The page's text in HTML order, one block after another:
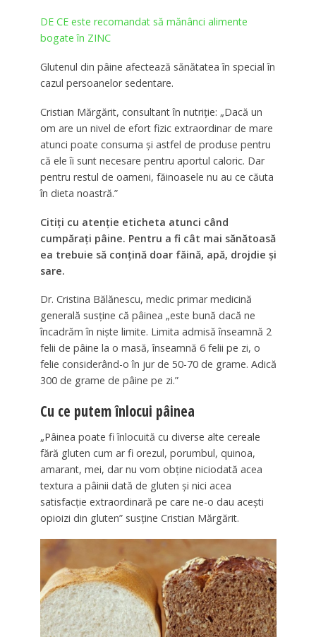
DE CE este recomandat să mănânci alimente
bogate în ZINC
Glutenul din pâine afectează sănătatea în special în
cazul persoanelor sedentare.
Cristian Mărgărit, consultant în nutriţie: „Dacă un
om are un nivel de efort fizic extraordinar de mare
atunci poate consuma şi astfel de produse pentru
că ele îi sunt necesare pentru aportul caloric. Dar
pentru restul de oameni, făinoasele nu au ce căuta
în dieta noastră.”
Citiţi cu atenţie eticheta atunci când
cumpăraţi pâine. Pentru a fi cât mai sănătoasă
ea trebuie să conţină doar făină, apă, drojdie şi
sare.
Dr. Cristina Bălănescu, medic primar medicină
generală susține că pâinea „este bună dacă ne
încadrăm în nişte limite. Limita admisă înseamnă 2
felii de pâine la o masă, înseamnă 6 felii pe zi, o
felie considerând-o în jur de 50-70 de grame. Adică
300 de grame de pâine pe zi.”
Cu ce putem înlocui pâinea
„Pâinea poate fi înlocuită cu diverse alte cereale
fără gluten cum ar fi orezul, porumbul, quinoa,
amarant, mei, dar nu vom obţine niciodată acea
textura a pâinii dată de gluten şi nici acea
satisfacţie extraordinară pe care ne-o dau aceşti
opioizi din gluten” susține Cristian Mărgărit.